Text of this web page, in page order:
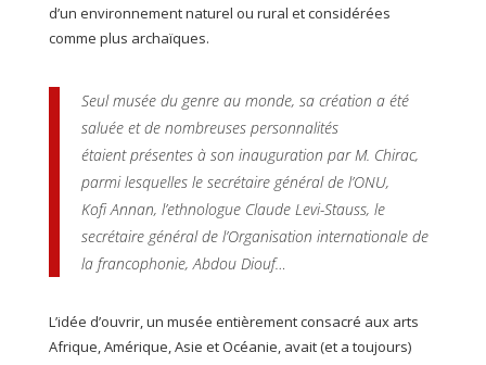
d’un environnement naturel ou rural et considérées
comme plus archaïques.
Seul musée du genre au monde, sa création a été
saluée et de nombreuses personnalités
étaient présentes à son inauguration par M. Chirac,
parmi lesquelles le secrétaire général de l’ONU,
Kofi Annan, l’ethnologue Claude Levi-Stauss, le
secrétaire général de l’Organisation internationale de
la francophonie, Abdou Diouf…
L’idée d’ouvrir, un musée entièrement consacré aux arts
Afrique, Amérique, Asie et Océanie, avait (et a toujours)